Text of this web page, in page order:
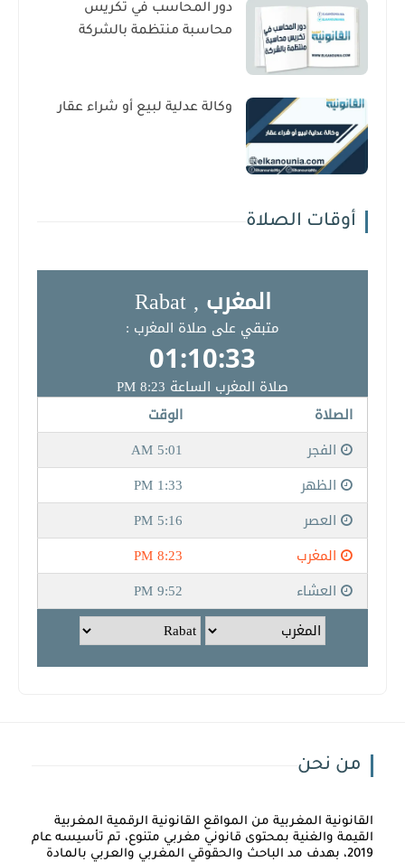
دور المحاسب في تكريس
محاسبة منتظمة بالشركة
وكالة عدلية لبيع أو شراء عقار
أوقات الصلاة
من نحن
القانونية المغربية من المواقع القانونية الرقمية المغربية
القيمة والغنية بمحتوى قانوني مغربي متنوع، تم تأسيسه عام
2019، بهدف مد الباحث والحقوقي المغربي والعربي بالمادة